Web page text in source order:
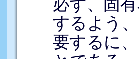
必ず、固
するよう
要するに